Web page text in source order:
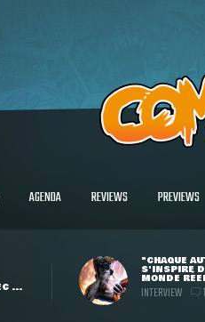
AGENDA REVIEWS PREVIEWS
...
"CHAQUE
S'INSPIRE
MONDE
INTERVIEW 1